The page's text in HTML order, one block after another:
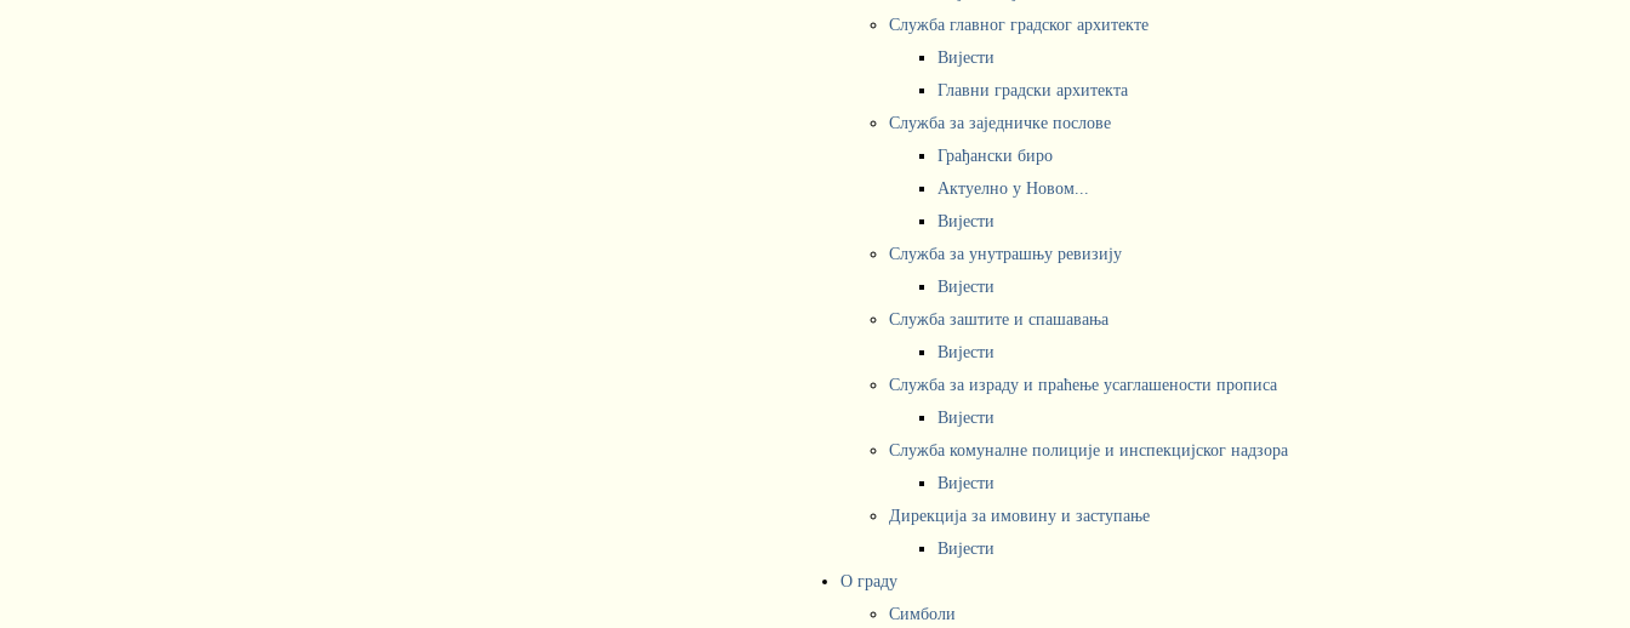
Служба главног градског архитекте
Вијести
Главни градски архитекта
Служба за заједничке послове
Грађански биро
Актуелно у Новом...
Вијести
Служба за унутрашњу ревизију
Вијести
Служба заштите и спашавања
Вијести
Служба за израду и праћење усаглашености прописа
Вијести
Служба комуналне полиције и инспекцијског надзора
Вијести
Дирекција за имовину и заступање
Вијести
О граду
Симболи